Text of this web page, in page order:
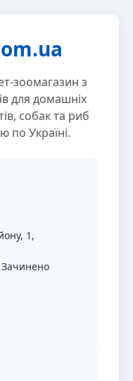
зоомагазин з
для домашніх
собак та риб
по Україні.
1,